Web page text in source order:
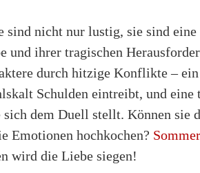
sind nicht nur lustig, sie sind eine
und ihrer tragischen
durch hitzige Konflikte –
Schulden eintreibt, und eine
sich dem Duell stellt. Können sie
Emotionen hochkochen?
wird die Liebe siegen!